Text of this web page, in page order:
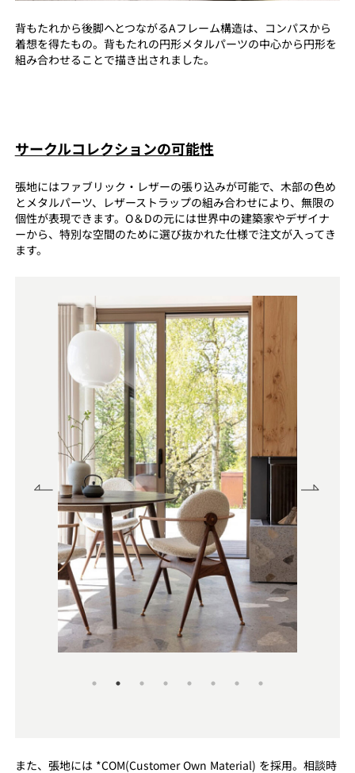
背もたれから後脚へとつながるAフレーム構造は、コンパスから
着想を得たもの。背もたれの円形メタルパーツの中心から円形を
組み合わせることで描き出されました。
サークルコレクションの可能性
張地にはファブリック・レザーの張り込みが可能で、木部の色め
とメタルパーツ、レザーストラップの組み合わせにより、無限の
個性が表現できます。O＆Dの元には世界中の建築家やデザイナ
ーから、特別な空間のために選び抜かれた仕様で注文が入ってき
ます。
また、張地には *COM(Customer Own Material) を採用。相談時